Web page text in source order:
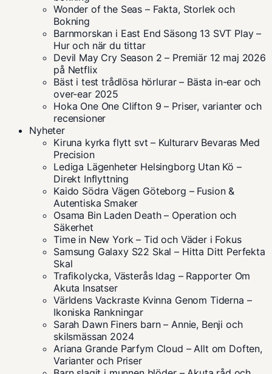
Wonder of the Seas – Fakta, Storlek och
Bokning
Barnmorskan i East End Säsong 13 SVT Play –
Hur och när du tittar
Devil May Cry Season 2 – Premiär 12 maj 2026
på Netflix
Bäst i test trådlösa hörlurar – Bästa in-ear och
over-ear 2025
Hoka One One Clifton 9 – Priser, varianter och
recensioner
Nyheter
Kiruna kyrka flytt svt – Kulturarv Bevaras Med
Precision
Lediga Lägenheter Helsingborg Utan Kö –
Direkt Inflyttning
Kaido Södra Vägen Göteborg – Fusion &
Autentiska Smaker
Osama Bin Laden Death – Operation och
Säkerhet
Time in New York – Tid och Väder i Fokus
Samsung Galaxy S22 Skal – Hitta Ditt Perfekta
Skal
Trafikolycka, Västerås Idag – Rapporter Om
Akuta Insatser
Världens Vackraste Kvinna Genom Tiderna –
Ikoniska Rankningar
Sarah Dawn Finers barn – Annie, Benji och
skilsmässan 2024
Ariana Grande Parfym Cloud – Allt om Doften,
Varianter och Priser